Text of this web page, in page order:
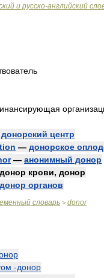
и русско-английский
донорский центр
— донорское
— анонимный донор
крови, донор
донор органов
словарь > donor
-донор